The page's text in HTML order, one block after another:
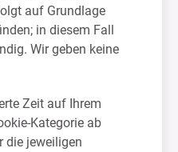
auf Grundlage
in diesem Fall
Wir geben keine
Zeit auf Ihrem
Kategorie ab
die jeweiligen